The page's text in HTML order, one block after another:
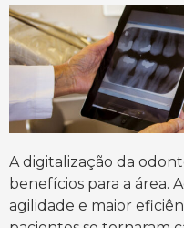
A digitalização da
benefícios para a área.
agilidade e maior